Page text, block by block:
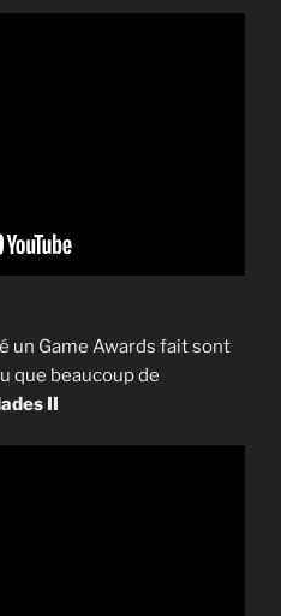
un Game Awards fait sont
que beaucoup de
II